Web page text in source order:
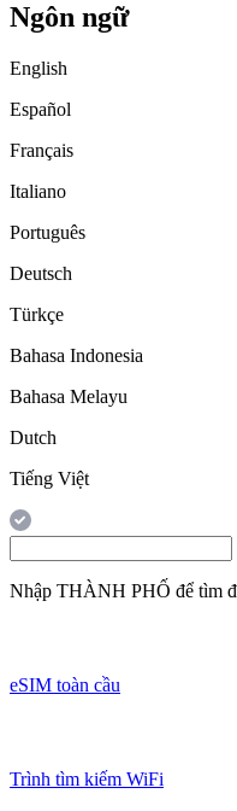
Ngôn ngữ
English
Español
Français
Italiano
Português
Deutsch
Türkçe
Bahasa Indonesia
Bahasa Melayu
Dutch
Tiếng Việt
Nhập THÀNH PHỐ để tìm
eSIM toàn cầu
Trình tìm kiếm WiFi